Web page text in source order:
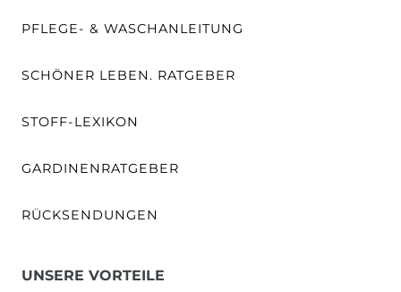
PFLEGE- & WASCHANLEITUNG
SCHÖNER LEBEN. RATGEBER
STOFF-LEXIKON
GARDINENRATGEBER
RÜCKSENDUNGEN
UNSERE VORTEILE